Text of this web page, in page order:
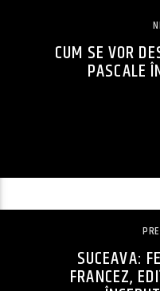
CUM SE VOR
PASCALE
SUCEAVA:
FRANCEZ,